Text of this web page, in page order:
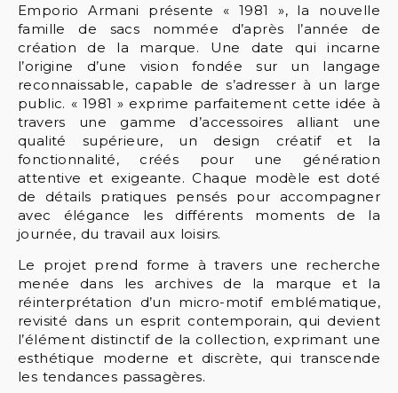
Emporio Armani présente « 1981 », la nouvelle
famille de sacs nommée d’après l’année de
création de la marque. Une date qui incarne
l’origine d’une vision fondée sur un langage
reconnaissable, capable de s’adresser à un large
public. « 1981 » exprime parfaitement cette idée à
travers une gamme d’accessoires alliant une
qualité supérieure, un design créatif et la
fonctionnalité, créés pour une génération
attentive et exigeante. Chaque modèle est doté
de détails pratiques pensés pour accompagner
avec élégance les différents moments de la
journée, du travail aux loisirs.
Le projet prend forme à travers une recherche
menée dans les archives de la marque et la
réinterprétation d’un micro-motif emblématique,
revisité dans un esprit contemporain, qui devient
l’élément distinctif de la collection, exprimant une
esthétique moderne et discrète, qui transcende
les tendances passagères.